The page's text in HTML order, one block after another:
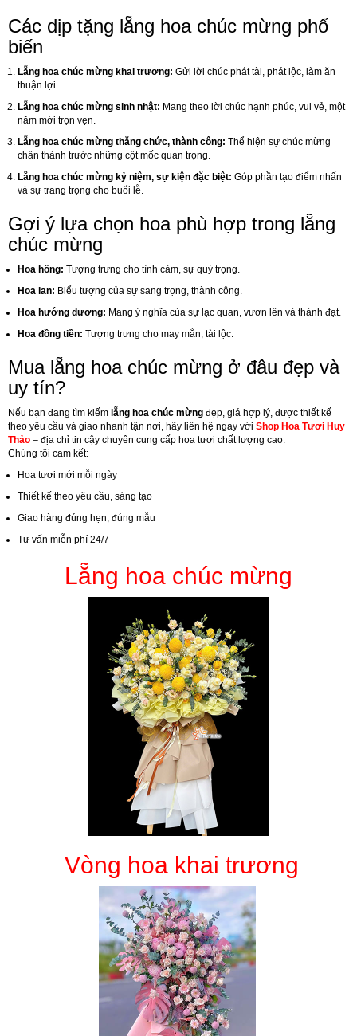
Các dịp tặng lẵng hoa chúc mừng phổ
biến
Lẵng hoa chúc mừng khai trương: Gửi lời chúc phát tài, phát lộc, làm ăn
thuận lợi.
Lẵng hoa chúc mừng sinh nhật: Mang theo lời chúc hạnh phúc, vui vẻ, một
năm mới trọn vẹn.
Lẵng hoa chúc mừng thăng chức, thành công: Thể hiện sự chúc mừng
chân thành trước những cột mốc quan trọng.
Lẵng hoa chúc mừng kỷ niệm, sự kiện đặc biệt: Góp phần tạo điểm nhấn
và sự trang trọng cho buổi lễ.
Gợi ý lựa chọn hoa phù hợp trong lẵng
chúc mừng
Hoa hồng: Tượng trưng cho tình cảm, sự quý trọng.
Hoa lan: Biểu tượng của sự sang trọng, thành công.
Hoa hướng dương: Mang ý nghĩa của sự lạc quan, vươn lên và thành đạt.
Hoa đồng tiền: Tượng trưng cho may mắn, tài lộc.
Mua lẵng hoa chúc mừng ở đâu đẹp và
uy tín?
Nếu bạn đang tìm kiếm lẵng hoa chúc mừng đẹp, giá hợp lý, được thiết kế
theo yêu cầu và giao nhanh tận nơi, hãy liên hệ ngay với Shop Hoa Tươi Huy
Thảo – địa chỉ tin cậy chuyên cung cấp hoa tươi chất lượng cao.
Chúng tôi cam kết:
Hoa tươi mới mỗi ngày
Thiết kế theo yêu cầu, sáng tạo
Giao hàng đúng hẹn, đúng mẫu
Tư vấn miễn phí 24/7
Lẵng hoa chúc mừng
Vòng hoa khai trương